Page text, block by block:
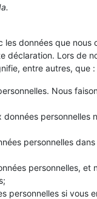
données que nous
déclaration. Lors de
entre autres, que :
Nous
personnelles
personnelles
personnelles, et
personnelles si vous